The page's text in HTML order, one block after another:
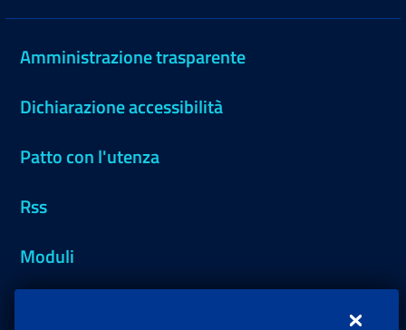
Amministrazione trasparente
Dichiarazione accessibilità
Patto con l'utenza
Rss
Moduli